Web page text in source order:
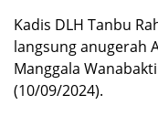
Kadis DLH Tanbu
langsung anugerah
Manggala
(10/09/2024).